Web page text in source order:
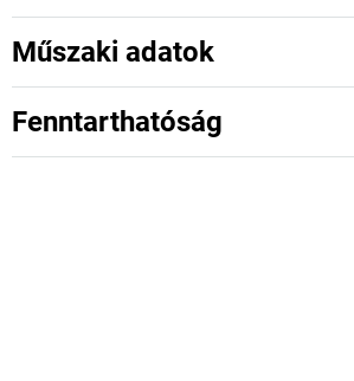
Műszaki adatok
Fenntarthatóság